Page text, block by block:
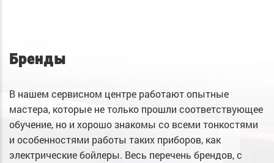
Бренды
В нашем сервисном центре работают опытные
мастера, которые не только прошли соответствующее
обучение, но и хорошо знакомы со всеми тонкостями
и особенностями работы таких приборов, как
электрические бойлеры. Весь перечень брендов, с